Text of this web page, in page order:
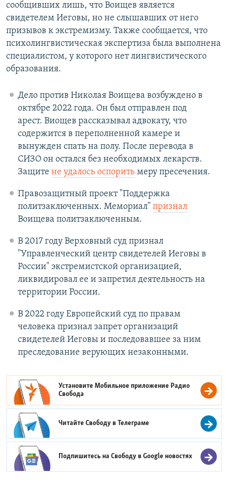
сообщивших лишь, что Воищев является
свидетелем Иеговы, но не слышавших от него
призывов к экстремизму. Также сообщается, что
психолингвистическая экспертиза была выполнена
специалистом, у которого нет лингвистического
образования.
Дело против Николая Воищева возбуждено в
октябре 2022 года. Он был отправлен под
арест. Виощев рассказывал адвокату, что
содержится в переполненной камере и
вынужден спать на полу. После перевода в
СИЗО он остался без необходимых лекарств.
Защите не удалось оспоритьмеру пресечения.
Правозащитный проект "Поддержка
политзаключенных. Мемориал" признал
Воищева политзаключенным.
В 2017 году Верховный суд признал
"Управленческий центр свидетелей Иеговы в
России" экстремистской организацией,
ликвидировал ее и запретил деятельность на
территории России.
В 2022 году Европейский суд по правам
человека признал запрет организаций
свидетелей Иеговы и последовавшее за ним
преследование верующих незаконными.
Установите Мобильное приложение Радио
Свобода
Читайте Свободу вТелеграме
Подпишитесь на Свободу вGoogle новостях